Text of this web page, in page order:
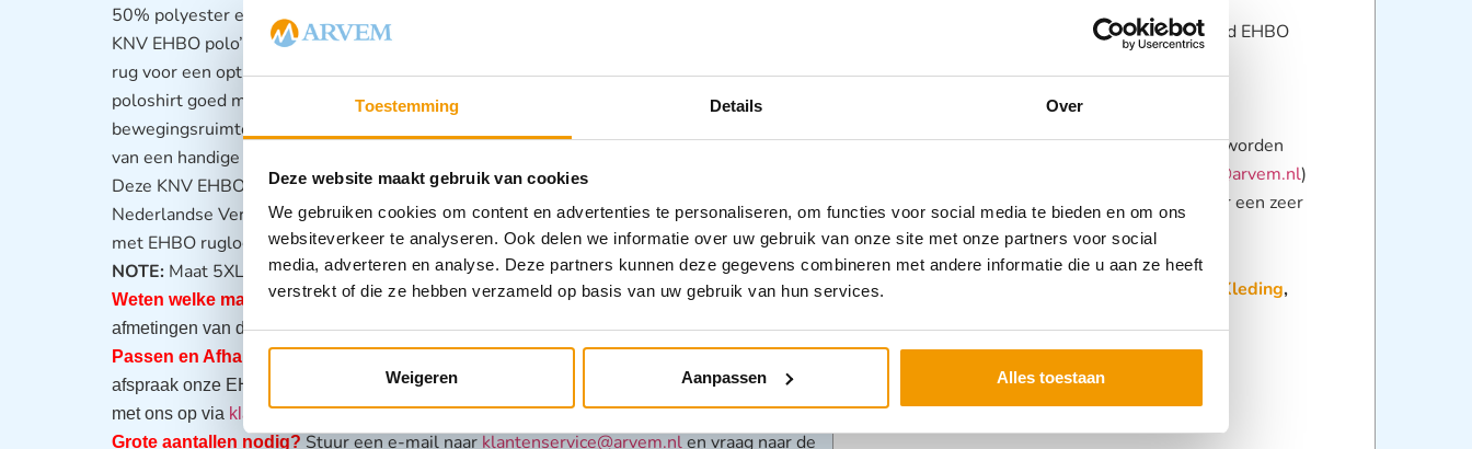
Toestemming Details Over
Deze website maakt gebruik van cookies
We gebruiken cookies om content en advertenties te personaliseren, om functies voor social media te bieden en om ons
websiteverkeer te analyseren. Ook delen we informatie over uw gebruik van onze site met onze partners voor social
media, adverteren en analyse. Deze partners kunnen deze gegevens combineren met andere informatie die u aan ze heeft
verstrekt of die ze hebben verzameld op basis van uw gebruik van hun services.
Weigeren Aanpassen Alles toestaan
50% polyester en ze worden geleverd in de bekende EHBO-kleuren geel en blauw. De
KNV EHBO polo’s zijn voorzien van een High Vision reflecterende striping over de buik en
rug voor een optimale zichtbaarheid. Daarnaast is deze striping elastisch, waardoor het
poloshirt goed mee rekt met het lichaam, wat zorgt voor een betere en fijnere
bewegingsruimte. Verder hebben de polo’s korte mouwen en is de linker mouw voorzien
van een handige pennenhouder.
Deze KNV EHBO polo’s zijn enkel te bestellen door aangesloten leden van de Koninklijke
Nederlandse Vereniging EHBO. Wilt u liever het EHBO poloshirt zonder logo’s of enkel
met EHBO ruglogo bestellen? Zie hiervoor artikelnummer:00429158.
NOTE: Maat 5XL is enkel nog verkrijgbaar met de oude / starre striping!
Weten welke maat u nodig heeft? Check bijgaande maattabel voor de verschillende
afmetingen van de EHBO polo’s.
Passen en Afhalen: In overleg met onze afdeling verkoop is het ook mogelijk om op
afspraak onze EHBO kleding te passen op onze locatie te Hillegom. Neem hiervoor contact
met ons op via klantenservice@arvem.nlof Tel. 0252-533256.
Grote aantallen nodig? Stuur een e-mail naarklantenservice@arvem.nlen vraag naar de
– Wordt standaard geleverd met reflecterend EHBO
klantenservice@arvem.nl)
– In overleg kan de kleding van eigen logo’s worden
klantenservice@arvem.nl)
– Onze EHBO-kleding onderscheidt zich door een zeer
hoog draagcomfort
Categorieën: Kleding,